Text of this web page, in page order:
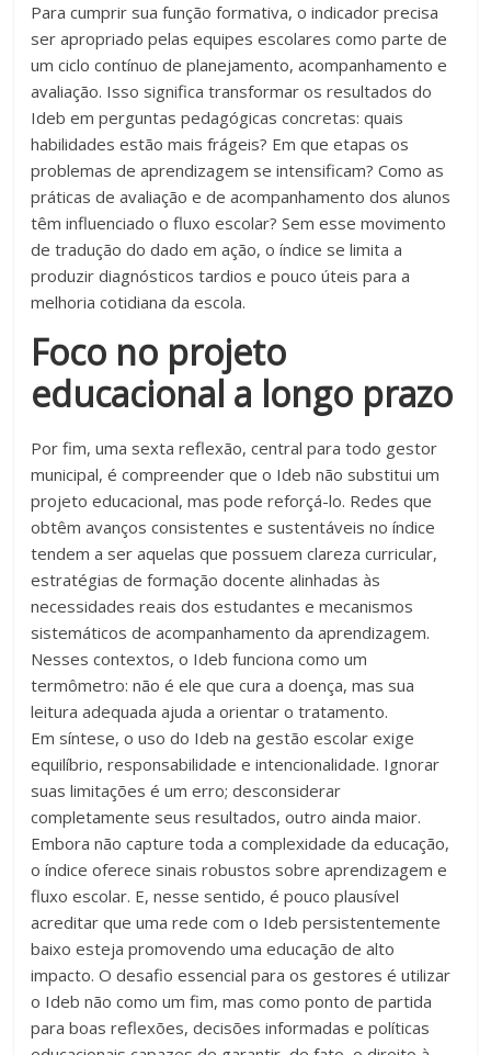
Para cumprir sua função formativa, o indicador precisa
ser apropriado pelas equipes escolares como parte de
um ciclo contínuo de planejamento, acompanhamento e
avaliação. Isso significa transformar os resultados do
Ideb em perguntas pedagógicas concretas: quais
habilidades estão mais frágeis? Em que etapas os
problemas de aprendizagem se intensificam? Como as
práticas de avaliação e de acompanhamento dos alunos
têm influenciado o fluxo escolar? Sem esse movimento
de tradução do dado em ação, o índice se limita a
produzir diagnósticos tardios e pouco úteis para a
melhoria cotidiana da escola.
Foco no projeto
educacional a longo prazo
Por fim, uma sexta reflexão, central para todo gestor
municipal, é compreender que o Ideb não substitui um
projeto educacional, mas pode reforçá-lo. Redes que
obtêm avanços consistentes e sustentáveis no índice
tendem a ser aquelas que possuem clareza curricular,
estratégias de formação docente alinhadas às
necessidades reais dos estudantes e mecanismos
sistemáticos de acompanhamento da aprendizagem.
Nesses contextos, o Ideb funciona como um
termômetro: não é ele que cura a doença, mas sua
leitura adequada ajuda a orientar o tratamento.
Em síntese, o uso do Ideb na gestão escolar exige
equilíbrio, responsabilidade e intencionalidade. Ignorar
suas limitações é um erro; desconsiderar
completamente seus resultados, outro ainda maior.
Embora não capture toda a complexidade da educação,
o índice oferece sinais robustos sobre aprendizagem e
fluxo escolar. E, nesse sentido, é pouco plausível
acreditar que uma rede com o Ideb persistentemente
baixo esteja promovendo uma educação de alto
impacto. O desafio essencial para os gestores é utilizar
o Ideb não como um fim, mas como ponto de partida
para boas reflexões, decisões informadas e políticas